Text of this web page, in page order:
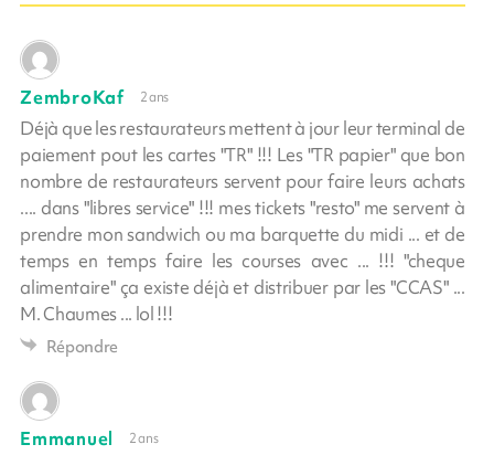
ZembroKaf 2 ans
Déjà que les restaurateurs mettent à jour leur terminal de
paiement pout les cartes "TR" !!! Les "TR papier" que bon
nombre de restaurateurs servent pour faire leurs achats
.... dans "libres service" !!! mes tickets "resto" me servent à
prendre mon sandwich ou ma barquette du midi ... et de
temps en temps faire les courses avec ... !!! "cheque
alimentaire" ça existe déjà et distribuer par les "CCAS" ...
M. Chaumes ... lol !!!
Répondre
Emmanuel 2 ans